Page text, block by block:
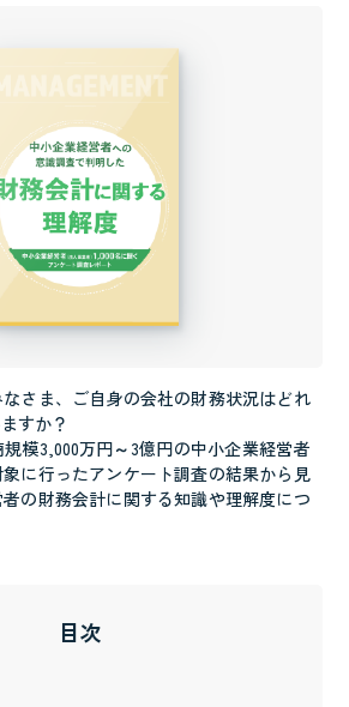
さま、ご自身の会社の財務状況はどれ
すか？
模3,000万円～3億円の中小企業経営者
象に行ったアンケート調査の結果から見
の財務会計に関する知識や理解度につ
目次